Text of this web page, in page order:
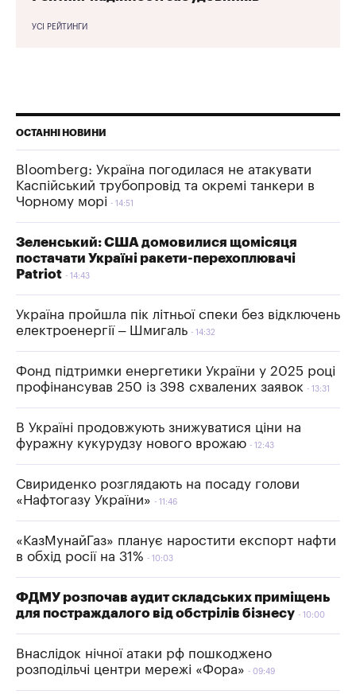
УСІ РЕЙТИНГИ
ОСТАННІ НОВИНИ
Bloomberg: Україна погодилася не атакувати
Каспійський трубопровід та окремі танкери в
Чорному морі
14:51
Зеленський: США домовилися щомісяця
постачати Україні ракети-перехоплювачі
Patriot
14:43
Україна пройшла пік літньої спеки без відключень
електроенергії – Шмигаль
14:32
Фонд підтримки енергетики України у 2025 році
профінансував 250 із 398 схвалених заявок
13:31
В Україні продовжують знижуватися ціни на
фуражну кукурудзу нового врожаю
12:43
Свириденко розглядають на посаду голови
«Нафтогазу України»
11:46
«КазМунайГаз» планує наростити експорт нафти
в обхід росії на 31%
10:03
ФДМУ розпочав аудит складських приміщень
для постраждалого від обстрілів бізнесу
10:00
Внаслідок нічної атаки рф пошкоджено
розподільчі центри мережі «Фора»
09:49